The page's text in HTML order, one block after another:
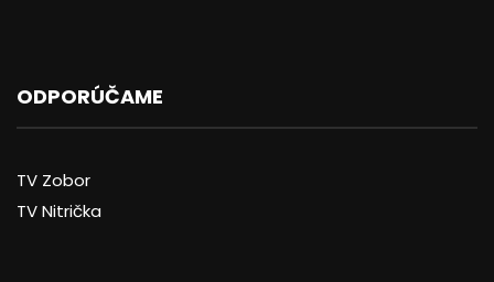
ODPORÚČAME
TV Zobor
TV Nitrička